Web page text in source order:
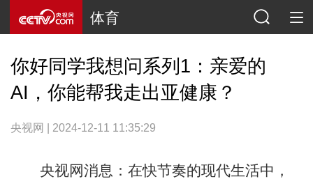
体育
你好同学我想问系列1：亲爱的
AI，你能帮我走出亚健康？
央视网 | 2024-12-11 11:35:29
央视网消息：在快节奏的现代生活中，